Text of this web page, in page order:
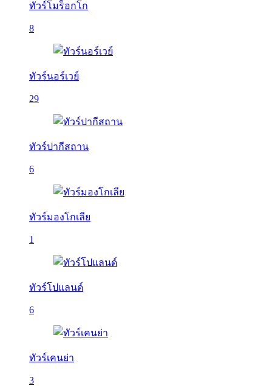
ทัวร์โมร็อกโก
8
ทัวร์นอร์เวย์
29
ทัวร์ปากีสถาน
6
ทัวร์มองโกเลีย
1
ทัวร์โปแลนด์
6
ทัวร์เคนย่า
3